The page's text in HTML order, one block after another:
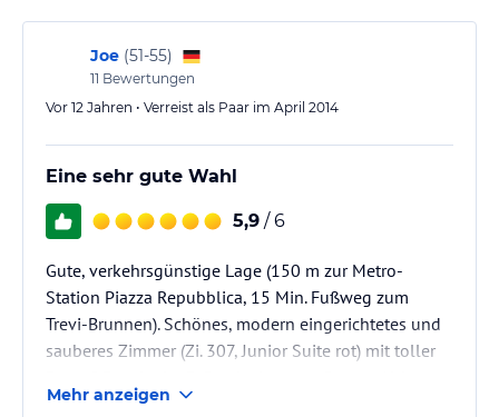
Joe (51-55)
11 Bewertungen
Vor 12 Jahren • Verreist als Paar im April 2014
Eine sehr gute Wahl
5,9 / 6
Gute, verkehrsgünstige Lage (150 m zur Metro-
Station Piazza Repubblica, 15 Min. Fußweg zum
Trevi-Brunnen). Schönes, modern eingerichtetes und
sauberes Zimmer (Zi. 307, Junior Suite rot) mit toller
Gutes Frühstück im nahen Restaurant Cotto. Sehr
Mehr anzeigen